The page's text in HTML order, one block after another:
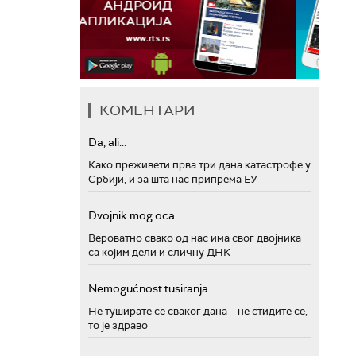
КОМЕНТАРИ
Da, ali...
Како преживети прва три дана катастрофе у
Србији, и за шта нас припрема ЕУ
Dvojnik mog oca
Вероватно свако од нас има свог двојника
са којим дели и сличну ДНК
Nemogućnost tusiranja
Не туширате се сваког дана – не стидите се,
то је здраво